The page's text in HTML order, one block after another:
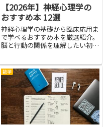
【2026年】神経心理学の
おすすめ本 12選
神経心理学の基礎から臨床応用ま
で学べるおすすめ本を厳選紹介。
脳と行動の関係を理解したい初心
数学